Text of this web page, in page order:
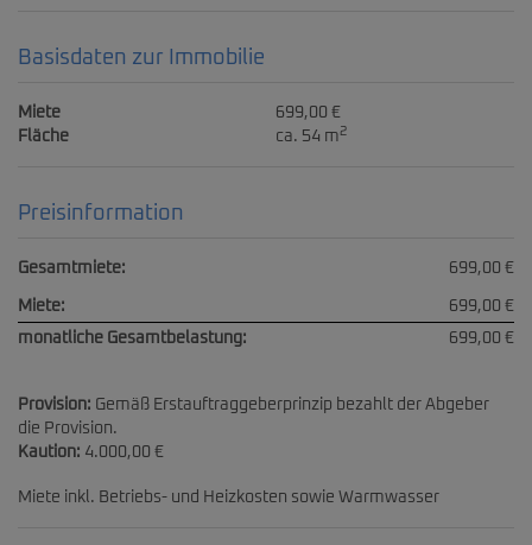
Basisdaten zur Immobilie
Miete
699,00 €
Fläche
ca. 54 m2
Preisinformation
Gesamtmiete: 699,00 €
Miete:
699,00 €
monatliche Gesamtbelastung:
699,00 €
Provision: Gemäß Erstauftraggeberprinzip bezahlt der Abgeber
die Provision.
Kaution: 4.000,00 €
Miete inkl. Betriebs- und Heizkosten sowie Warmwasser